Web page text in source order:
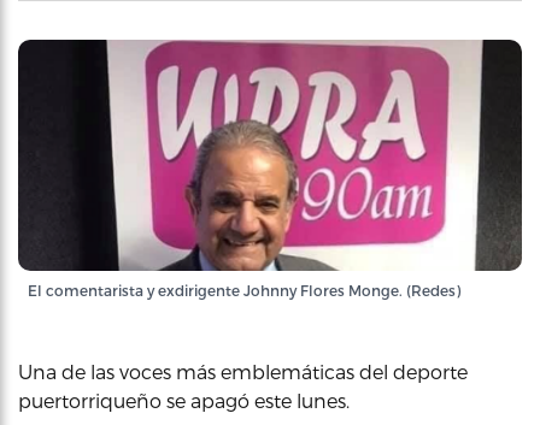
El comentarista y exdirigente Johnny Flores Monge. (Redes)
Una de las voces más emblemáticas del deporte
puertorriqueño se apagó este lunes.